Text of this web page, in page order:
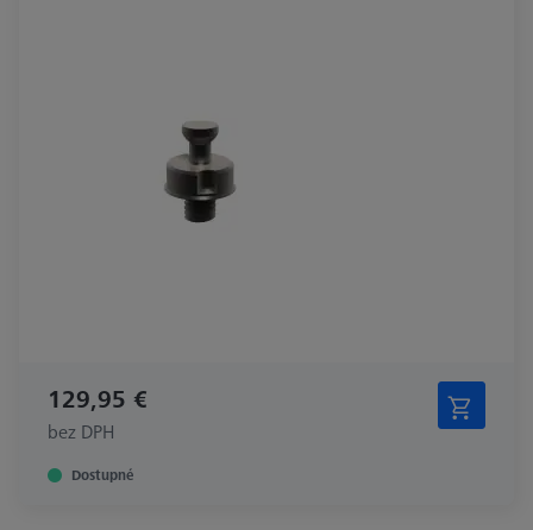
129,95 €
bez DPH
Dostupné